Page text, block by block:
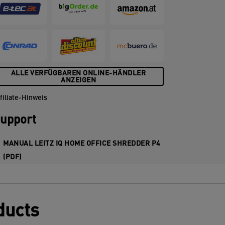
die Touch-Bedienelemente. Dieser
für das Home Office sorgt
und datenschutzkonforme
Ihrer Unterlagen. Schreddern
ALLE VERFÜGBAREN ONLINE-HÄNDLER
ANZEIGEN
Hinweis
MANUAL LEITZ IQ HOME OFFICE SHREDDER P4
(PDF)